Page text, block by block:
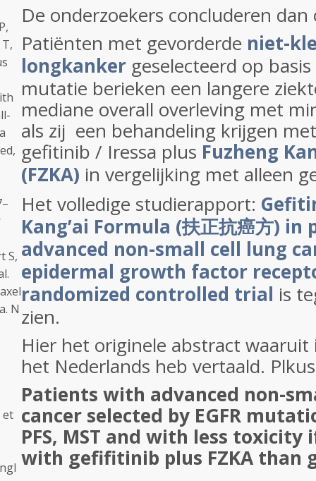
De onderzoekers concluderen dan
Patiënten met gevorderde niet-
longkanker geselecteerd op basis
mutatie berieken een langere
mediane overall overleving met
als zij een behandeling krijgen
gefitinib / Iressa plus Fuzheng
(FZKA) in vergelijking met alleen
Het volledige studierapport:
Kang’ai Formula (扶正抗癌方)
advanced non-small cell lung
epidermal growth factor
randomized controlled trial is
zien.
Hier het originele abstract
het Nederlands heb vertaald.
Patients with advanced non-
cancer selected by EGFR
PFS, MST and with less
with gefifitinib plus FZKA than
S,
N
et